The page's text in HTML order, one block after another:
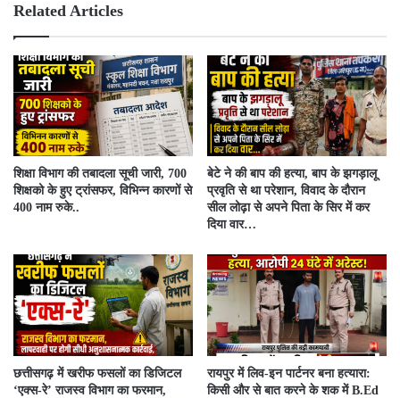
Related Articles
शिक्षा विभाग की तबादला सूची जारी, 700
शिक्षको के हुए ट्रांसफर, विभिन्न कारणों से
400 नाम रुके..
बेटे ने की बाप की हत्या, बाप के झगड़ालू
प्रवृति से था परेशान, विवाद के दौरान
सील लोढ़ा से अपने पिता के सिर में कर
दिया वार…
​छत्तीसगढ़ में खरीफ फसलों का डिजिटल
‘एक्स-रे’ राजस्व विभाग का फरमान,
रायपुर में लिव-इन पार्टनर बना हत्यारा:
किसी और से बात करने के शक में B.Ed